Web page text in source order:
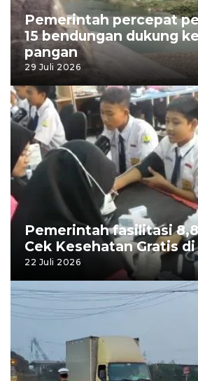
Pemerintah percepat
15 bendungan dukung
pangan
29 Juli 2026
Pemerintah fasilitasi
Cek Kesehatan Gratis
22 Juli 2026